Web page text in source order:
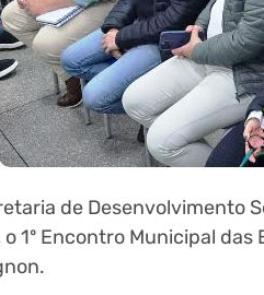
de Desenvolvimento
1º Encontro Municipal